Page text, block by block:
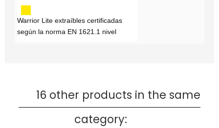
Warrior Lite extraíbles certificadas
según la norma EN 1621.1 nivel
16 other products in the same
category: